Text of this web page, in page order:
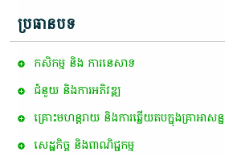
ប្រធានបទ
កសិកម្ម​ និង​ ការ​នេ​សាទ​
ជំនួយ និងការអភិវឌ្ឍ
គ្រោះមហន្តរាយ និងការឆ្លើយតបក្នុងគ្រាអាសន្ន
សេដ្ឋកិច្ច និងពាណិជ្ជកម្ម